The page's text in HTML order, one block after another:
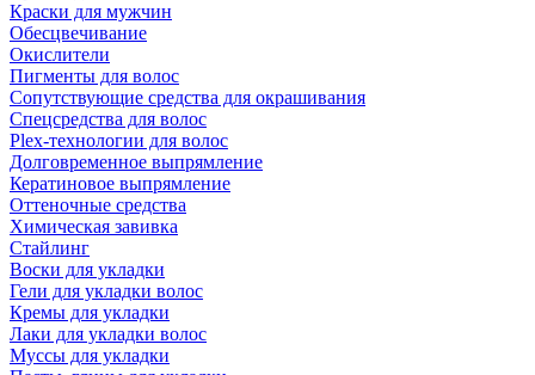
Краски для мужчин
Обесцвечивание
Окислители
Пигменты для волос
Сопутствующие средства для окрашивания
Спецсредства для волос
Plex-технологии для волос
Долговременное выпрямление
Кератиновое выпрямление
Оттеночные средства
Химическая завивка
Стайлинг
Воски для укладки
Гели для укладки волос
Кремы для укладки
Лаки для укладки волос
Муссы для укладки